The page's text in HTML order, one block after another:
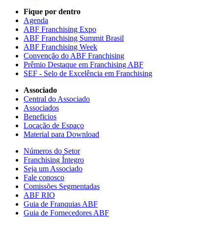
Fique por dentro
Agenda
ABF Franchising Expo
ABF Franchising Summit Brasil
ABF Franchising Week
Convenção do ABF Franchising
Prêmio Destaque em Franchising ABF
SEF - Selo de Excelência em Franchising
Associado
Central do Associado
Associados
Beneficios
Locação de Espaço
Material para Download
Números do Setor
Franchising Íntegro
Seja um Associado
Fale conosco
Comissões Segmentadas
ABF RIO
Guia de Franquias ABF
Guia de Fornecedores ABF